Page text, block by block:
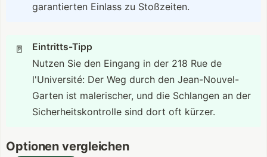
garantierten Einlass zu Stoßzeiten.
🚪 Eintritts-Tipp
Nutzen Sie den Eingang in der 218 Rue de
l'Université: Der Weg durch den Jean-Nouvel-
Garten ist malerischer, und die Schlangen an der
Sicherheitskontrolle sind dort oft kürzer.
Optionen vergleichen